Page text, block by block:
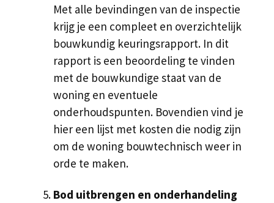
Met alle bevindingen van de inspectie
krijg je een compleet en overzichtelijk
bouwkundig keuringsrapport. In dit
rapport is een beoordeling te vinden
met de bouwkundige staat van de
woning en eventuele
onderhoudspunten. Bovendien vind je
hier een lijst met kosten die nodig zijn
om de woning bouwtechnisch weer in
orde te maken.
Bod uitbrengen en onderhandeling